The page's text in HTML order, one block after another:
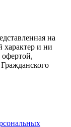
на
и ни
офертой,